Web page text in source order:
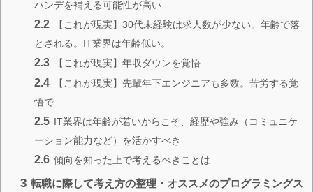
ハンデを補える可能性が高い
2.2
【これが現実】30代未経験は求人数が少ない。年齢で落
とされる。IT業界は年齢低い。
2.3 【これが現実】年収ダウンを覚悟
2.4
【これが現実】先輩年下エンジニアも多数。苦労する覚
悟で
2.5 IT業界は年齢が若いからこそ、経歴や強み（コミュニケ
ーション能力など）を活かすべき
2.6 傾向を知った上で考えるべきことは
3 転職に際して考え方の整理・オススメのプログラミングス